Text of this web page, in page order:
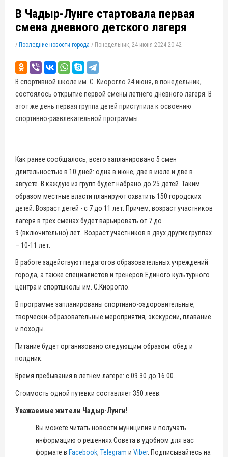
В Чадыр-Лунге стартовала первая
смена дневного детского лагеря
/ Последние новости города / Понедельник, 24 июня 2024 20:42
В спортивной школе им. С. Киорогло 24 июня, в понедельник,
состоялось открытие первой смены летнего дневного лагеря. В
этот же день первая группа детей приступила к освоению
спортивно-развлекательной программы.
Как ранее сообщалось, всего запланировано 5 смен
длительностью в 10 дней: одна в июне, две в июле и две в
августе. В каждую из групп будет набрано до 25 детей. Таким
образом местные власти планируют охватить 150 городских
детей. Возраст детей - с 7 до 11 лет. Причем, возраст участников
лагеря в трех сменах будет варьировать от 7 до
9 (включительно) лет. Возраст участников в двух других группах
– 10-11 лет.
В работе задействуют педагогов образовательных учреждений
города, а также специалистов и тренеров Единого культурного
центра и спортшколы им. С.Киорогло.
В программе запланированы спортивно-оздоровительные,
творчески-образовательные мероприятия, экскурсии, плавание
и походы.
Питание будет организовано следующим образом: обед и
полдник.
Время пребывания в летнем лагере: с 09.30 до 16.00.
Стоимость одной путевки составляет 350 леев.
Уважаемые жители Чадыр-Лунги!
Вы можете читать новости муниципия и получать
информацию о решениях Совета в удобном для вас
формате в Facebook, Telegram и Viber. Подписывайтесь на